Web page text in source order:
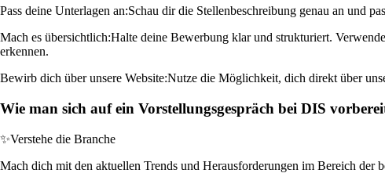
Pass deine Unterlagen an:Schau dir die Stellenbeschreibung genau an und
Mach es übersichtlich:Halte deine Bewerbung klar und strukturiert.
erkennen.
Bewirb dich über unsere Website:Nutze die Möglichkeit, dich direkt über
Wie man sich auf ein Vorstellungsgespräch bei DIS
✨Verstehe die Branche
Mach dich mit den aktuellen Trends und Herausforderungen im Bereich der